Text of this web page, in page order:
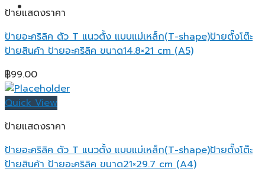
ป้ายแสดงราคา
ป้ายอะคริลิค ตัว T แนวตั้ง แบบแม่เหล็ก(T-shape)ป้ายตั๊งโต๊ะ
ป้ายสินค้า ป้ายอะคริลิค ขนาด14.8×21 cm (A5)
฿99.00
Quick View
ป้ายแสดงราคา
ป้ายอะคริลิค ตัว T แนวตั้ง แบบแม่เหล็ก(T-shape)ป้ายตั๊งโต๊ะ
ป้ายสินค้า ป้ายอะคริลิค ขนาด21×29.7 cm (A4)